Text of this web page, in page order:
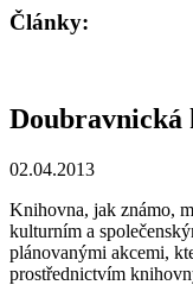
Články:
Doubravnická
02.04.2013
Knihovna, jak známo,
kulturním a
plánovanými akcemi,
prostřednictvím